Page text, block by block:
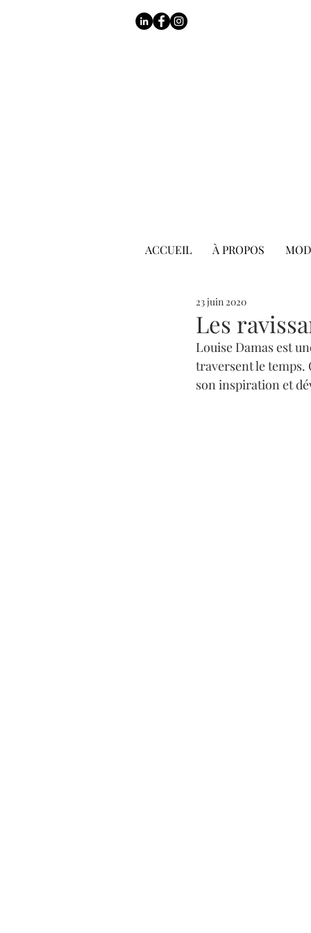
ACCUEIL À PROPOS
Les
23 juin 2020
Louise Damas est
traversent le temps.
son inspiration et